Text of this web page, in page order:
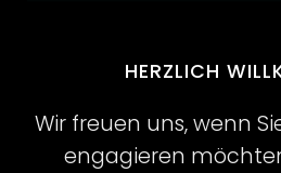
HERZLICH
Wir freuen uns, wenn
engagieren